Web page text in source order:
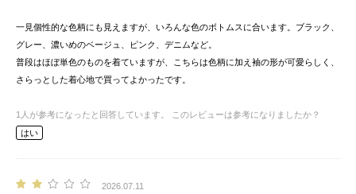
一見個性的な色柄にも見えますが、いろんな色のボトムスに合います。ブラック、
グレー、濃いめのベージュ、ピンク、デニムなど。
普段はほぼ単色のものを着ていますが、こちらは色柄に加え袖の形が可愛らしく、
さらっとした着心地で買ってよかったです。
1 人が参考になったと回答しています。
このレビューは参考になりましたか？
はい
2026.07.11